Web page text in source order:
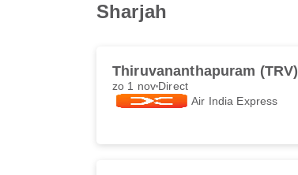
Sharjah
Thiruvananthapuram (TRV)
zo 1 nov Direct
Air India Express